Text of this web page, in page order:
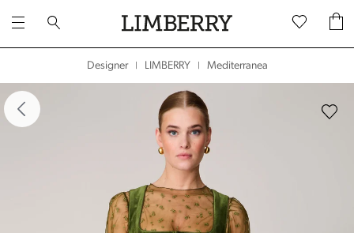
Designer LIMBERRY Mediterranea
überspringen